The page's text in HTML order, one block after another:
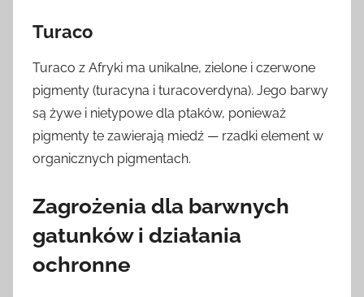
Turaco
Turaco z Afryki ma unikalne, zielone i czerwone
pigmenty (turacyna i turacoverdyna). Jego barwy
są żywe i nietypowe dla ptaków, ponieważ
pigmenty te zawierają miedź — rzadki element w
organicznych pigmentach.
Zagrożenia dla barwnych
gatunków i działania
ochronne